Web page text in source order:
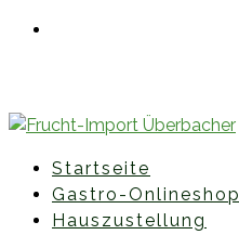
Startseite
Gastro-Onlineshop
Hauszustellung